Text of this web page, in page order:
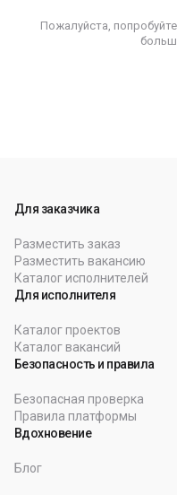
Пожалуйста,
Для заказчика
Разместить заказ
Разместить вакансию
Каталог исполнителей
Для исполнителя
Каталог проектов
Каталог вакансий
Безопасность и правила
Безопасная проверка
Правила платформы
Вдохновение
Блог